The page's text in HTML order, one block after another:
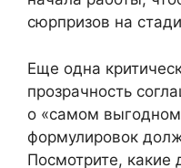
сюрпризов на
Еще одна
прозрачность
о «самом
формулировок
Посмотрите, какие